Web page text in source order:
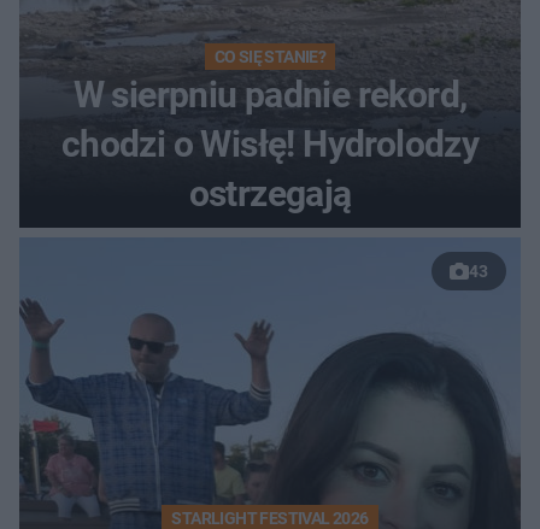
CO SIĘ STANIE?
W sierpniu padnie rekord,
chodzi o Wisłę! Hydrolodzy
ostrzegają
43
STARLIGHT FESTIVAL 2026